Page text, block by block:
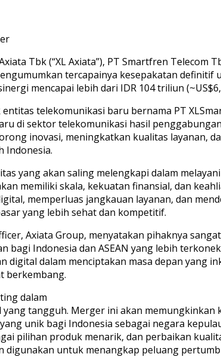
Tbk (“XL Axiata”), PT Smartfren Telecom
tercapainya kesepakatan definitif
mencapai lebih dari IDR 104 triliun
telekomunikasi baru bernama PT
di sektor telekomunikasi hasil
inovasi, meningkatkan kualitas layanan,
Indonesia.
yang akan saling melengkapi dalam
memiliki skala, kekuatan finansial, dan
memperluas jangkauan layanan, dan
yang lebih sehat dan kompetitif.
Axiata Group, menyatakan pihaknya
bagi Indonesia dan ASEAN yang lebih
digital dalam menciptakan masa depan yang
berkembang.
dalam
tangguh. Merger ini akan memungkinkan
unik bagi Indonesia sebagai negara
pilihan produk menarik, dan perbaikan
digunakan untuk menangkap peluang